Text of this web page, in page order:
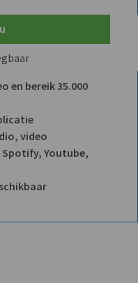
en bereik 35.000
video
Spotify, Youtube,